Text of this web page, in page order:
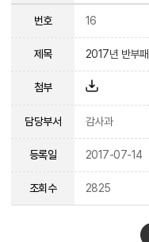
번호 16
제목 2017년 반부
첨부
담당부서 감사과
등록일 2017-07-14
조회수 2825